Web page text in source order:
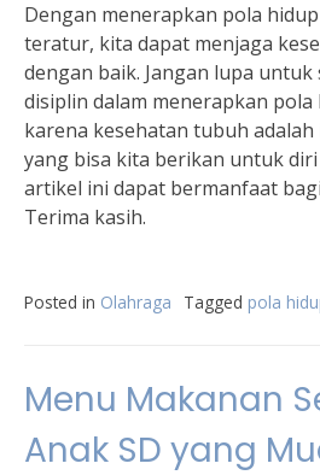
Dengan menerapkan pola
teratur, kita dapat menjaga
dengan baik. Jangan lupa
disiplin dalam menerapkan pola
karena kesehatan tubuh
yang bisa kita berikan untuk
artikel ini dapat bermanfaat
Terima kasih.
Posted in Olahraga Tagged pola
Menu Makanan
Anak SD yang